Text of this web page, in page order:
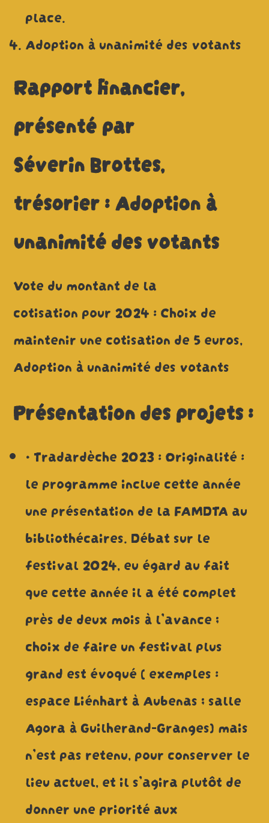
place.
Adoption à unanimité des votants
Rapport financier,
présenté par
Séverin Brottes,
trésorier : Adoption à
unanimité des votants
Vote du montant de la
cotisation pour 2024 : Choix de
maintenir une cotisation de 5 euros,
Adoption à unanimité des votants
Présentation des projets :
• Tradardèche 2023 : Originalité :
le programme inclue cette année
une présentation de la FAMDTA au
bibliothécaires. Débat sur le
festival 2024, eu égard au fait
que cette année il a été complet
près de deux mois à l’avance ;
choix de faire un festival plus
grand est évoqué ( exemples :
espace Liénhart à Aubenas ; salle
Agora à Guilherand-Granges) mais
n’est pas retenu, pour conserver le
lieu actuel, et il s’agira plutôt de
donner une priorité aux